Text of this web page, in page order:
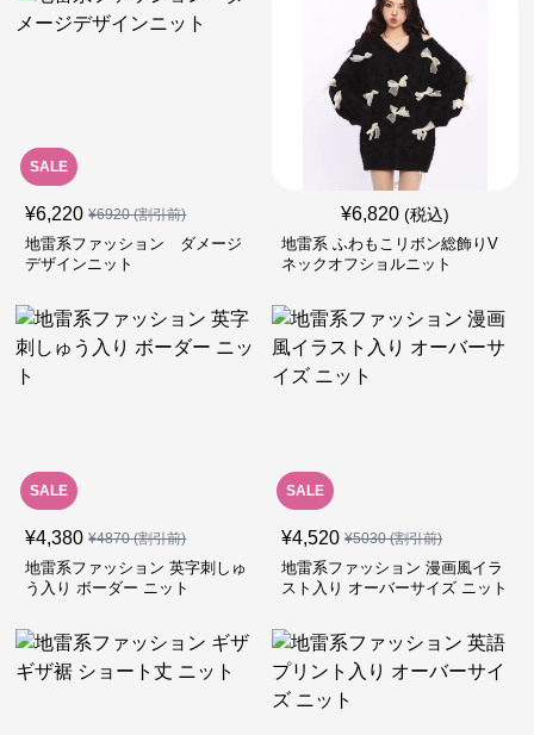
SALE
¥6,220 ¥6920(割引前)
地雷系ファッション ダメージ
デザインニット
¥6,820 (税込)
地雷系 ふわもこリボン総飾りV
ネックオフショルニット
SALE
¥4,380 ¥4870(割引前)
地雷系ファッション 英字刺しゅ
う入り ボーダー ニット
SALE
¥4,520 ¥5030(割引前)
地雷系ファッション 漫画風イラ
スト入り オーバーサイズ ニット